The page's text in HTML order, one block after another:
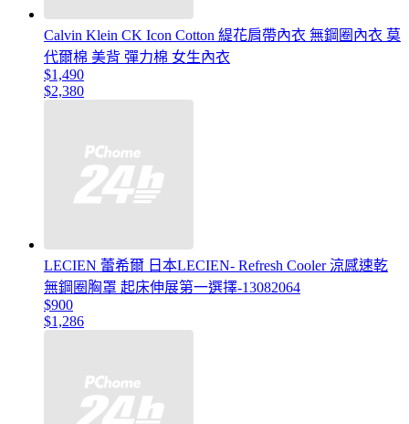
Calvin Klein CK Icon Cotton 緹花肩帶內衣 無鋼圈內衣 莫
代爾棉 美背 彈力棉 女生內衣
$1,490
$2,380
LECIEN 蕾希爾 日本LECIEN- Refresh Cooler 涼感速乾
無鋼圈胸罩 起床伸展第一選擇-13082064
$900
$1,286